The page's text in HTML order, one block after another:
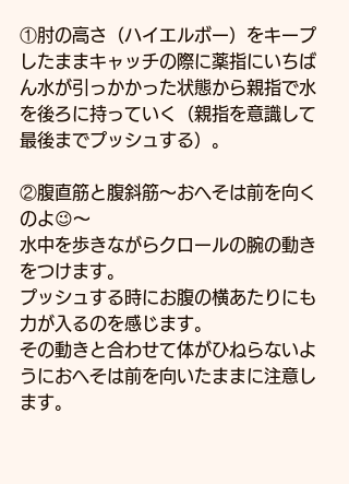
①肘の高さ（ハイエルボー）をキープ
したままキャッチの際に薬指にいちば
ん水が引っかかった状態から親指で水
を後ろに持っていく（親指を意識して
最後までプッシュする）。
②腹直筋と腹斜筋〜おへそは前を向く
のよ😉〜
水中を歩きながらクロールの腕の動き
をつけます。
プッシュする時にお腹の横あたりにも
力が入るのを感じます。
その動きと合わせて体がひねらないよ
うにおへそは前を向いたままに注意し
ます。